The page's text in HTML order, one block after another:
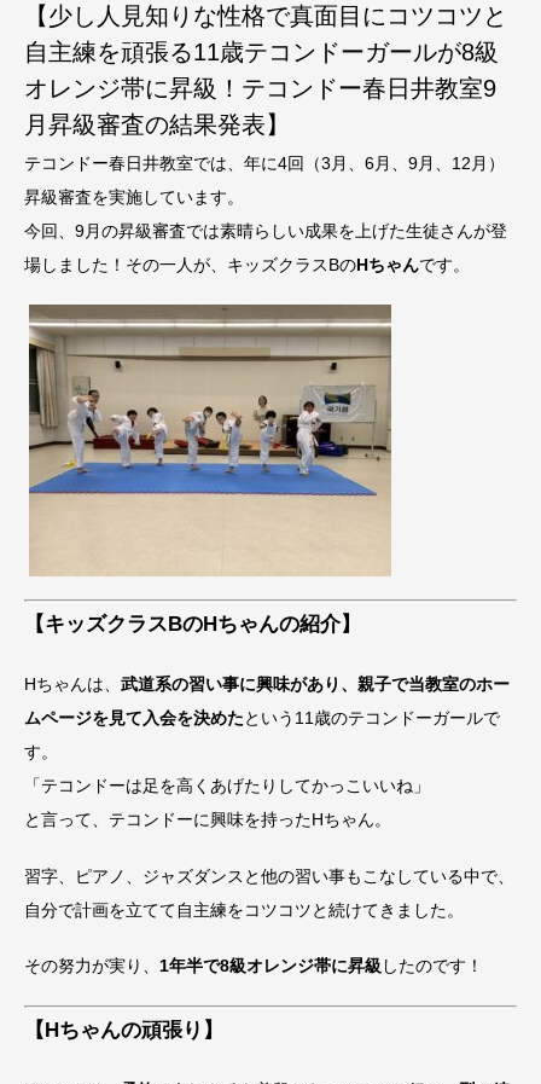
【少し人見知りな性格で真面目にコツコツと
自主練を頑張る11歳テコンドーガールが8級
オレンジ帯に昇級！テコンドー春日井教室9
月昇級審査の結果発表】
テコンドー春日井教室では、年に4回（3月、6月、9月、12月）
昇級審査を実施しています。
今回、9月の昇級審査では素晴らしい成果を上げた生徒さんが登
場しました！その一人が、キッズクラスBのHちゃんです。
【キッズクラスBのHちゃんの紹介】
Hちゃんは、 武道系の習い事に興味があり、親子で当教室のホー
ムページを見て入会を決めたという11歳のテコンドーガールで
す。
「テコンドーは足を高くあげたりしてかっこいいね」
と言って、テコンドーに興味を持ったHちゃん。
習字、ピアノ、ジャズダンスと他の習い事もこなしている中で、
自分で計画を立てて自主練をコツコツと続けてきました。
その努力が実り、 1年半で8級オレンジ帯に昇級 したのです！
【Hちゃんの頑張り】